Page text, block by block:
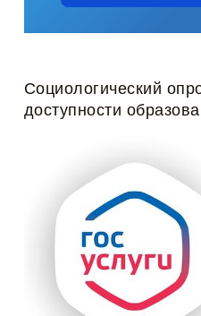
Социологический
доступности